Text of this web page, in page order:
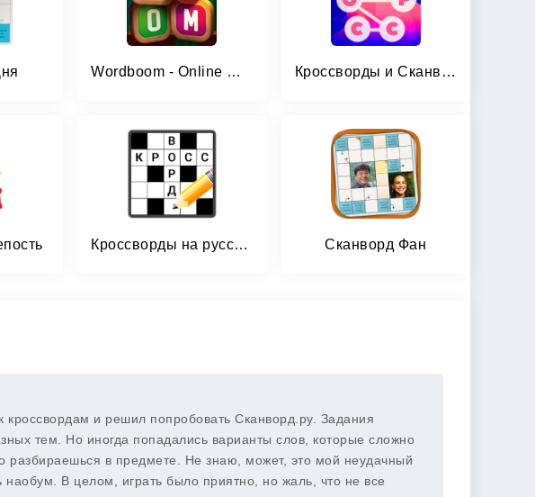
Wordboom - Online Word Game Кроссворды и Сканворды из слов
Кроссворды на русском Сканворд Фан
и решил попробовать Сканворд.ру. Задания
тем. Но иногда попадались варианты слов, которые сложно
разбираешься в предмете. Не знаю, может, это мой неудачный
наобум. В целом, играть было приятно, но жаль, что не все